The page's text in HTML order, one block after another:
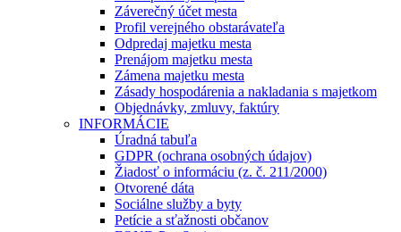
Záverečný účet mesta
Profil verejného obstarávateľa
Odpredaj majetku mesta
Prenájom majetku mesta
Zámena majetku mesta
Zásady hospodárenia a nakladania s majetkom
Objednávky, zmluvy, faktúry
INFORMÁCIE
Úradná tabuľa
GDPR (ochrana osobných údajov)
Žiadosť o informáciu (z. č. 211/2000)
Otvorené dáta
Sociálne služby a byty
Petície a sťažnosti občanov